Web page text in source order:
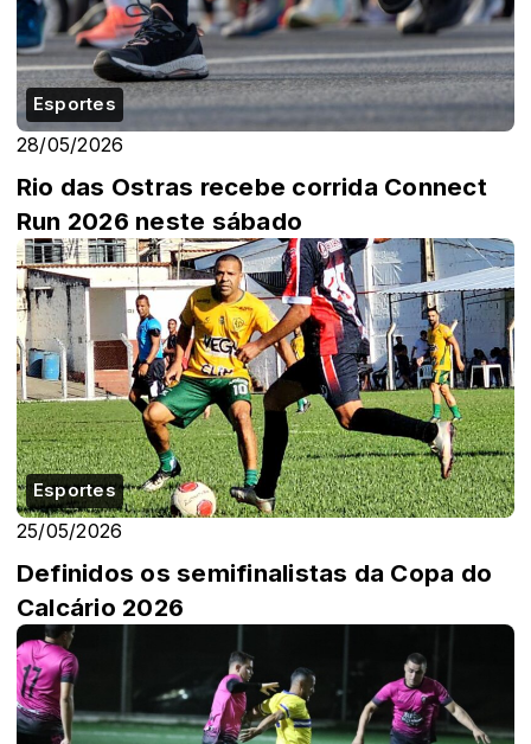
Esportes
28/05/2026
Rio das Ostras recebe corrida Connect
Run 2026 neste sábado
Esportes
25/05/2026
Definidos os semifinalistas da Copa do
Calcário 2026